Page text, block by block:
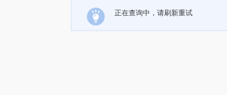
正在查询中，请刷新重试